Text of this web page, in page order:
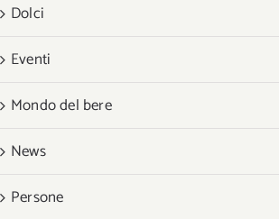
Dolci
Eventi
Mondo del bere
News
Persone